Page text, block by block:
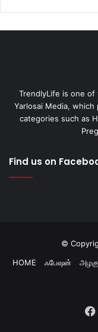
TrendlyLife is one
Yarlosai Media,
categories such as
Find us on
©
HOME
ஃபேஷன்